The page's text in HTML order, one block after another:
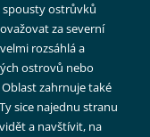
spousty ostrůvků
za severní
rozsáhlá a
ostrovů nebo
zahrnuje také
sice najednu stranu
a navštívit, na